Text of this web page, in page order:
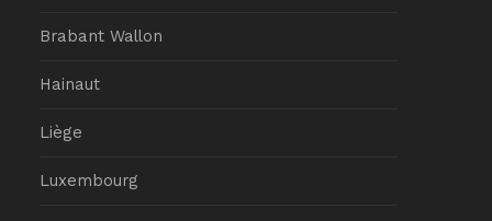
Brabant Wallon
Hainaut
Liège
Luxembourg